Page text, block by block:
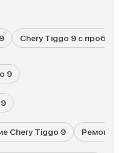
Chery Tiggo 9 с
9
Chery Tiggo 9 Ремонт